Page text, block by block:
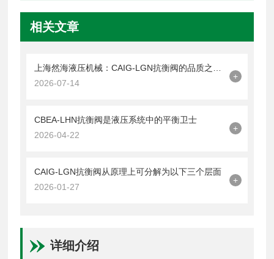
相关文章
2026-07-14
+
CBEA-LHN抗衡阀是液压系统中的平衡卫士
2026-04-22
+
CAIG-LGN抗衡阀从原理上可分解为以下三个层面
2026-01-27
+
详细介绍